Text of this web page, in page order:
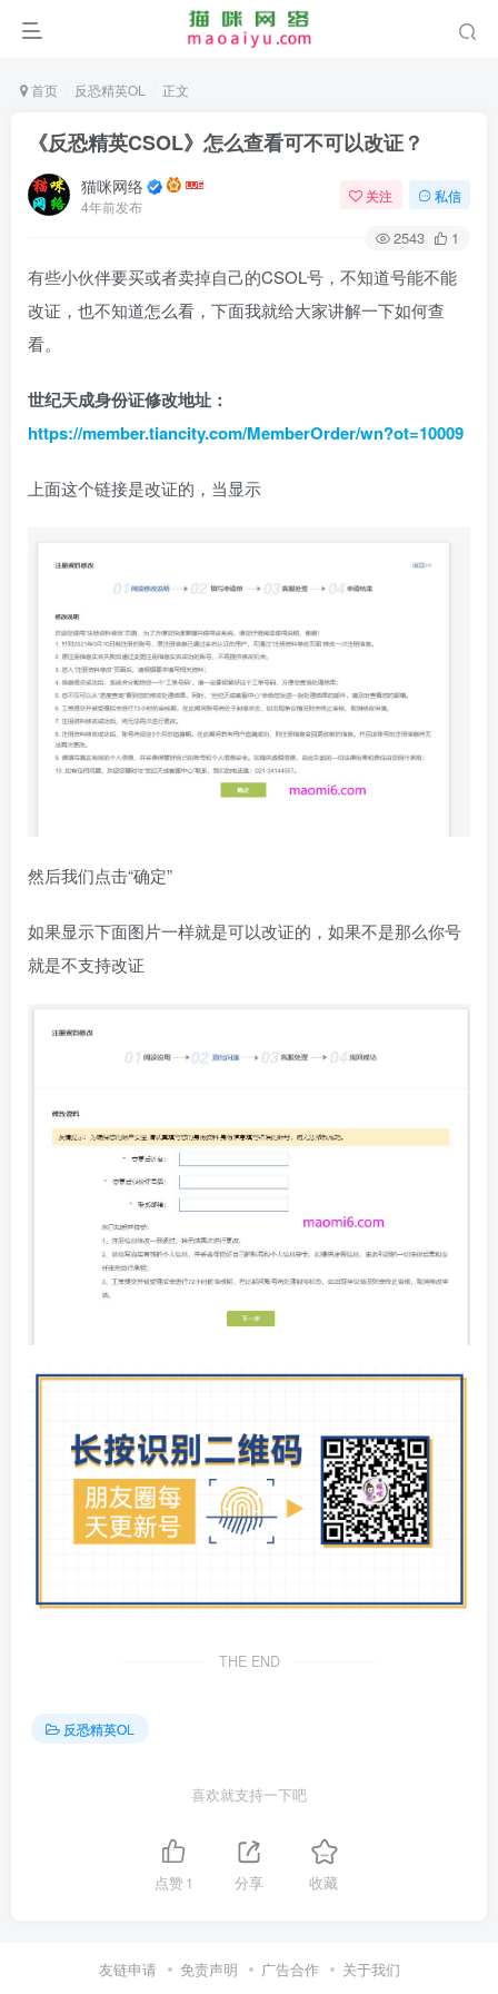
首页 反恐精英OL 正文
《反恐精英CSOL》怎么查看可不可以改证？
猫咪网络
4年前发布
关注 私信
2543 1
有些小伙伴要买或者卖掉自己的CSOL号，不知道号能不能
改证，也不知道怎么看，下面我就给大家讲解一下如何查
看。
世纪天成身份证修改地址：
https://member.tiancity.com/MemberOrder/wn?ot=10009
上面这个链接是改证的，当显示
然后我们点击“确定”
如果显示下面图片一样就是可以改证的，如果不是那么你号
就是不支持改证
THE END
反恐精英OL
喜欢就支持一下吧
点赞1 分享 收藏
友链申请 免责声明 广告合作 关于我们